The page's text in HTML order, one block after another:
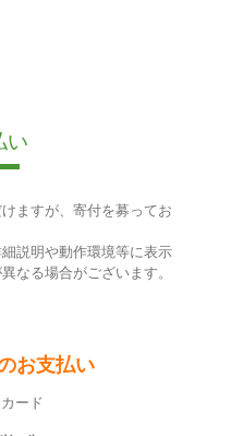
い
ますが、寄付を募ってお
説明や動作環境等に表示
なる場合がございます。
お支払い
ード